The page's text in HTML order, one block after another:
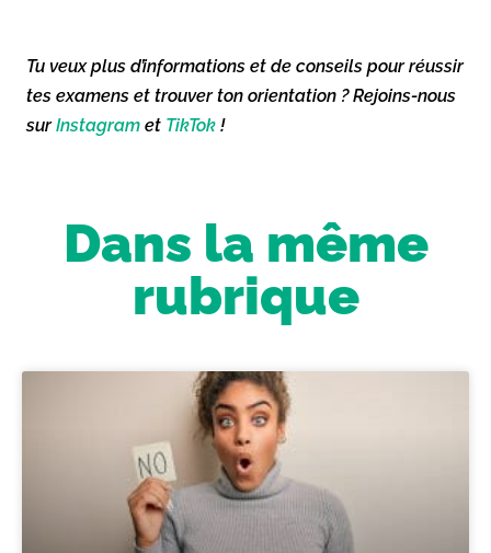
Tu veux plus d’informations et de conseils pour réussir
tes examens et trouver ton orientation ? Rejoins-nous
surInstagram et TikTok !
Dans la même
rubrique